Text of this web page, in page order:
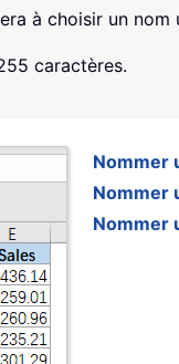
à choisir un nom
caractères.
Nommer
Nommer
Nommer